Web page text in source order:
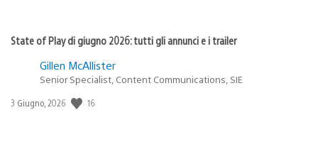
State of Play di giugno 2026: tutti gli annunci e i trailer
Gillen McAllister
Senior Specialist, Content Communications, SIE
Data
3 Giugno, 2026 16